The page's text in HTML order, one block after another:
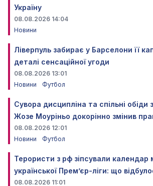
Україну
08.08.2026 14:04
Новини
Ліверпуль забирає у Барселони її
деталі сенсаційної угоди
08.08.2026 13:01
Новини
Футбол
Сувора дисципліна та спільні обіди
Жозе Моуріньо докорінно змінив
08.08.2026 12:01
Новини
Футбол
Терористи з рф зіпсували календар
української Прем’єр-ліги: що
08.08.2026 11:01